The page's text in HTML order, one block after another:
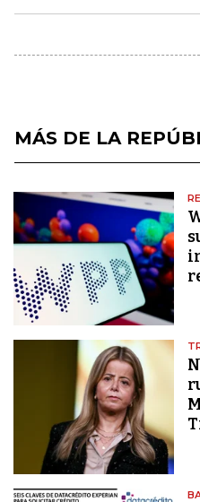
MÁS DE LA